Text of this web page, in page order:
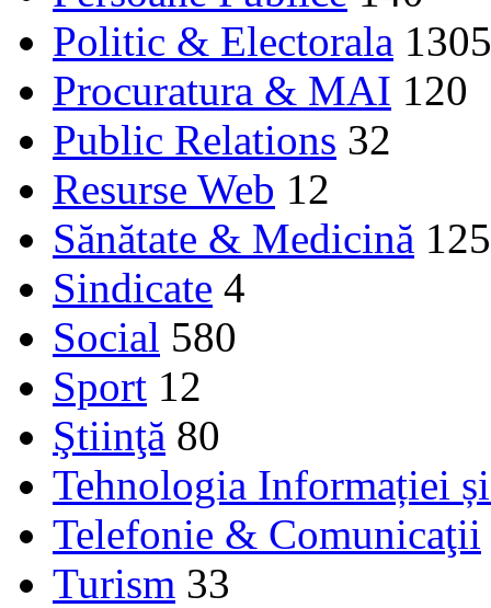
Politic & Electorala 1305
Procuratura & MAI 120
Public Relations 32
Resurse Web 12
Sănătate & Medicină 125
Sindicate 4
Social 580
Sport 12
Ştiinţă 80
Tehnologia Informației
Telefonie & Comunicaţii
Turism 33